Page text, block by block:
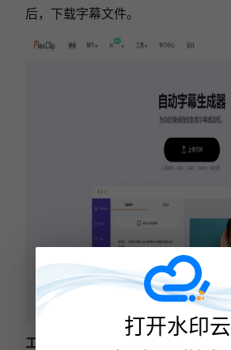
后，下载字幕文件。
工具三：
打开水印云